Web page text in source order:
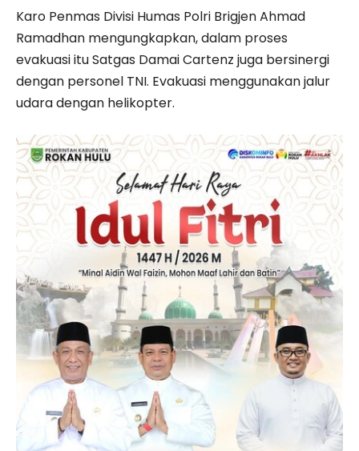
Karo Penmas Divisi Humas Polri Brigjen Ahmad
Ramadhan mengungkapkan, dalam proses
evakuasi itu Satgas Damai Cartenz juga bersinergi
dengan personel TNI. Evakuasi menggunakan jalur
udara dengan helikopter.